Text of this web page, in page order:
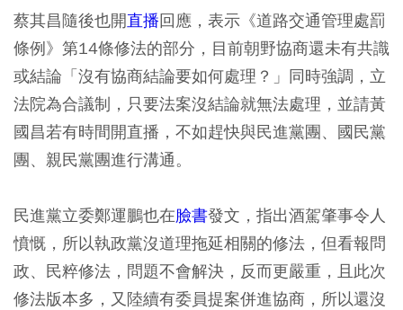
蔡其昌隨後也開直播回應，表示《道路交通管理處罰
條例》第14條修法的部分，目前朝野協商還未有共識
或結論「沒有協商結論要如何處理？」同時強調，立
法院為合議制，只要法案沒結論就無法處理，並請黃
國昌若有時間開直播，不如趕快與民進黨團、國民黨
團、親民黨團進行溝通。
民進黨立委鄭運鵬也在臉書發文，指出酒駕肇事令人
憤慨，所以執政黨沒道理拖延相關的修法，但看報問
政、民粹修法，問題不會解決，反而更嚴重，且此次
修法版本多，又陸續有委員提案併進協商，所以還沒